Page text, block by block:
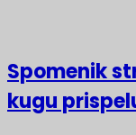
Spomenik
kugu